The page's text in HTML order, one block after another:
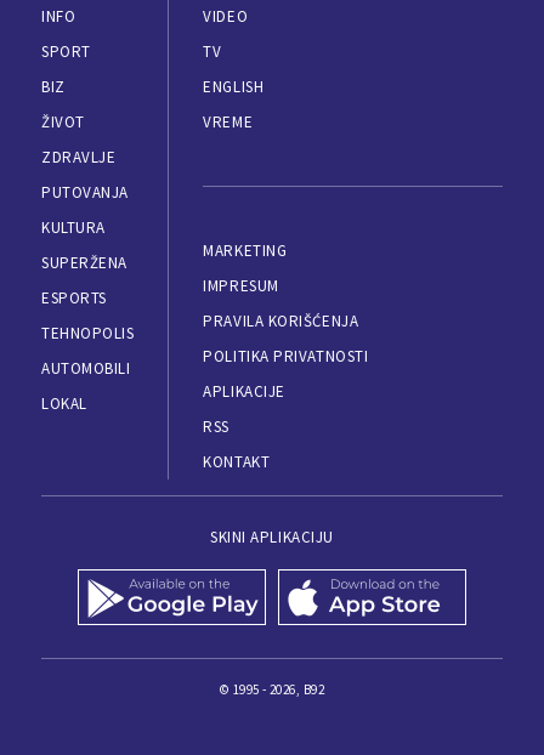
INFO
SPORT
BIZ
ŽIVOT
ZDRAVLJE
PUTOVANJA
KULTURA
SUPERŽENA
ESPORTS
TEHNOPOLIS
AUTOMOBILI
LOKAL
VIDEO
TV
ENGLISH
VREME
MARKETING
IMPRESUM
PRAVILA KORIŠĆENJA
POLITIKA PRIVATNOSTI
APLIKACIJE
RSS
KONTAKT
SKINI APLIKACIJU
© 1995 - 2026, B92